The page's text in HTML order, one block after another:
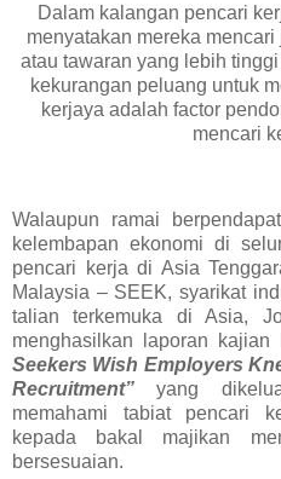
Dalam kalangan pencari
menyatakan mereka
atau tawaran yang lebih
kekurangan peluang untuk
kerjaya adalah factor
mencari
Walaupun ramai
kelembapan ekonomi di
pencari kerja di Asia
Malaysia – SEEK, syarikat
talian terkemuka di Asia,
menghasilkan laporan kajian
Seekers Wish Employers
Recruitment” yang
memahami tabiat pencari
kepada bakal majikan
bersesuaian.